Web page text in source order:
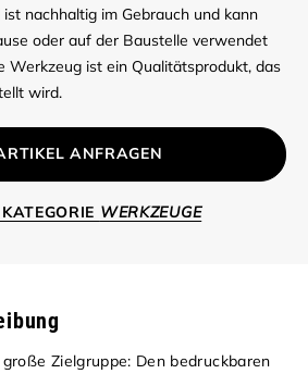
nachhaltig im Gebrauch und kann
oder auf der Baustelle verwendet
Werkzeug ist ein Qualitätsprodukt, das
wird.
ANFRAGEN
WERKZEUGE
Zielgruppe: Den bedruckbaren